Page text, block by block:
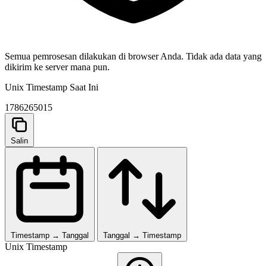
Semua pemrosesan dilakukan di browser Anda. Tidak ada data yang
dikirim ke server mana pun.
Unix Timestamp Saat Ini
1786265016
Salin
Timestamp → Tanggal Tanggal → Timestamp
Unix Timestamp